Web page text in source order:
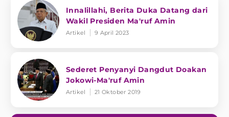
Innalillahi, Berita Duka Datang dari
Wakil Presiden Ma'ruf Amin
Artikel 9 April 2023
Sederet Penyanyi Dangdut Doakan
Jokowi-Ma'ruf Amin
Artikel 21 Oktober 2019